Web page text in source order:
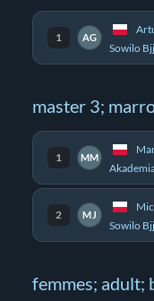
1 AG
Sowilo
master 3;
1 MM
2 MJ
Sowilo
femmes; adult;